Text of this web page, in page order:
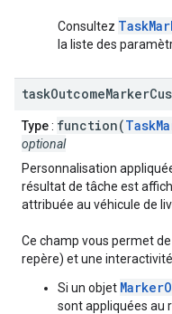
Consultez
la liste des
taskOutcomeMarker
Type: function(
optional
Personnalisation
résultat de tâche est
attribuée au véhicule de
Ce champ vous permet
repère) et une
Si un objet
sont appliquées au